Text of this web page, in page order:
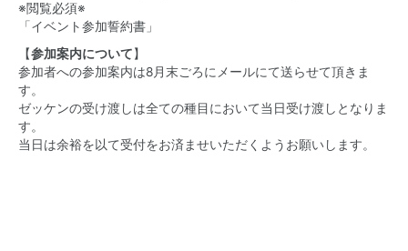
※閲覧必須※
「イベント参加誓約書」
【参加案内について】
参加者への参加案内は8月末ごろにメールにて送らせて頂きま
す。
ゼッケンの受け渡しは全ての種目において当日受け渡しとなりま
す。
当日は余裕を以て受付をお済ませいただくようお願いします。